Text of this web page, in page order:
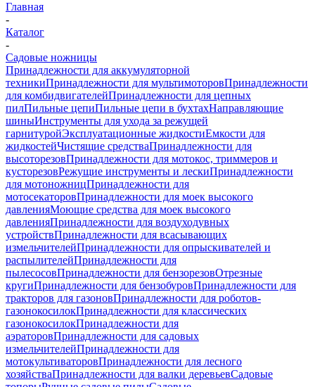
Главная
-
Каталог
-
Садовые ножницы
Принадлежности для аккумуляторной
техникиПринадлежности для мультимоторовПринадлежности
для комбидвигателейПринадлежности для цепных
пилПильные цепиПильные цепи в бухтахНаправляющие
шиныИнструменты для ухода за режущей
гарнитуройЭксплуатационные жидкостиЕмкости для
жидкостейЧистящие средстваПринадлежности для
высоторезовПринадлежности для мотокос, триммеров и
кусторезовРежущие инструменты и лескиПринадлежности
для мотоножницПринадлежности для
мотосекаторовПринадлежности для моек высокого
давленияМоющие средства для моек высокого
давленияПринадлежности для воздуходувных
устройствПринадлежности для всасывающих
измельчителейПринадлежности для опрыскивателей и
распылителейПринадлежности для
пылесосовПринадлежности для бензорезовОтрезные
кругиПринадлежности для бензобуровПринадлежности для
тракторов для газоновПринадлежности для роботов-
газонокосилокПринадлежности для классических
газонокосилокПринадлежности для
аэраторовПринадлежности для садовых
измельчителейПринадлежности для
мотокультиваторовПринадлежности для лесного
хозяйстваПринадлежности для валки деревьевСадовые